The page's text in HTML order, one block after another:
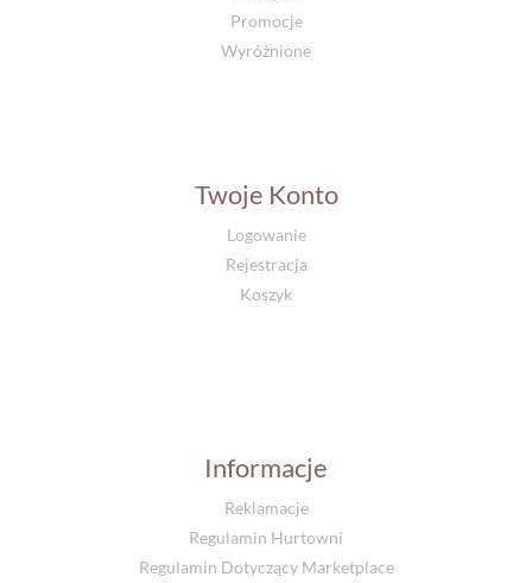
Promocje
Wyróżnione
Twoje Konto
Logowanie
Rejestracja
Koszyk
Informacje
Reklamacje
Regulamin Hurtowni
Regulamin Dotyczący Marketplace